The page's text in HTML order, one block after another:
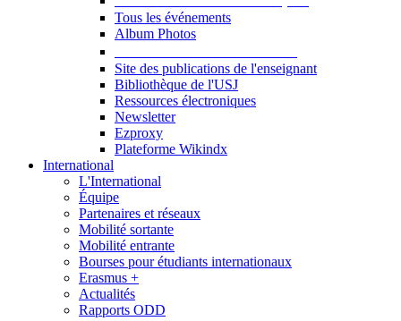
Tous les événements
Album Photos
Site des publications de l'enseignant
Bibliothèque de l'USJ
Ressources électroniques
Newsletter
Ezproxy
Plateforme Wikindx
International
L'International
Équipe
Partenaires et réseaux
Mobilité sortante
Mobilité entrante
Bourses pour étudiants internationaux
Erasmus +
Actualités
Rapports ODD